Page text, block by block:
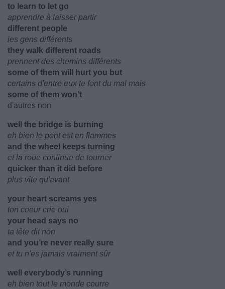
to learn to let go
apprendre à laisser partir
different people
les gens différents
they walk different roads
prennent des chemins différents
some of them will hurt you but
certains d'entre eux te font du mal mais
some of them won’t
d'autres non
well the bridge is burning
eh bien le pont est en flammes
and the wheel keeps turning
et la roue continue de tourner
quicker than it did before
plus vite qu'avant
your heart screams yes
ton coeur crie oui
your head says no
ta tête dit non
and you’re never really sure
et tu n'es jamais vraiment sûr
well everybody’s running
eh bien tout le monde courre